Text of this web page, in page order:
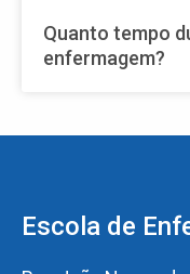
Quanto tempo
enfermagem?
Escola de